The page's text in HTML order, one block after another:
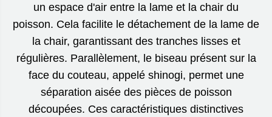
un espace d'air entre la lame et la chair du
poisson. Cela facilite le détachement de la lame de
la chair, garantissant des tranches lisses et
régulières. Parallèlement, le biseau présent sur la
face du couteau, appelé shinogi, permet une
séparation aisée des pièces de poisson
découpées. Ces caractéristiques distinctives